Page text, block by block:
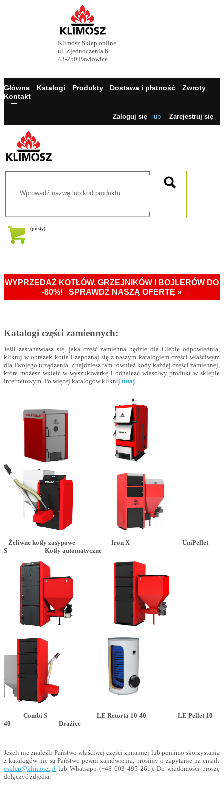
Klimosz Sklep online
ul. Zjednoczenia 6
43-250 Pawłowice
Główna Katalogi Produkty Dostawa i płatność
Zwroty
Kontakt
Zaloguj się lub Zarejestruj się
(pusty)
WYPRZEDAŻ KOTŁÓW, GRZEJNIKÓW I BOJLERÓW DO
-80%! SPRAWDŹ NASZĄ OFERTĘ »
Katalogi części zamiennych:
Jeśli zastanawiasz się, jaka część zamienna będzie dla Ciebie odpowiednia,
kliknij w obrazek kotła i zapoznaj się z naszym katalogiem części właściwym
dla Twojego urządzenia. Znajdziesz tam również kody każdej części zamiennej,
które możesz wkleić w wyszukiwarkę i odnaleźć właściwy produkt w sklepie
internetowym. Po więcej katalogów kliknij tutaj.
Żeliwne kotły zasypowe Iron X UniPellet
S Kotły automatyczne
Combi S LE Retorta 10-40 LE Pellet 10-
40 Draźice
Jeżeli nie znaleźli Państwo właściwej części zmiannej lub pomimo skorzystania
z katalogów nie są Państwo pewni zamówienia, prosimy o zapytanie na email:
esklep@klimosz.pl lub Whatsapp (+48 603 495 261). Do wiadomości proszę
dołączyć zdjęcia: